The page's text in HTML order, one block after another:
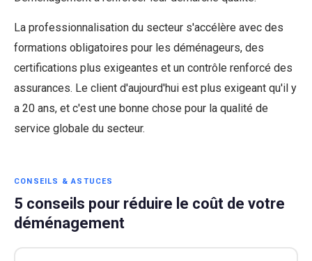
La professionnalisation du secteur s'accélère avec des
formations obligatoires pour les déménageurs, des
certifications plus exigeantes et un contrôle renforcé des
assurances. Le client d'aujourd'hui est plus exigeant qu'il y
a 20 ans, et c'est une bonne chose pour la qualité de
service globale du secteur.
CONSEILS & ASTUCES
5 conseils pour réduire le coût de votre
déménagement